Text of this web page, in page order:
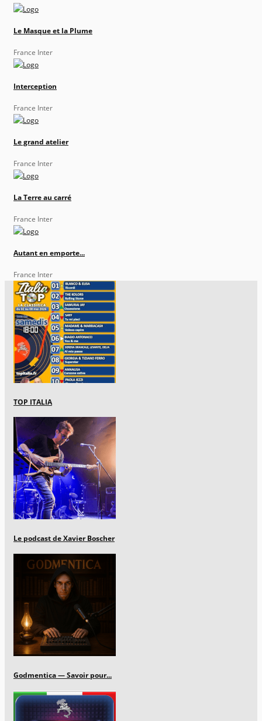
Le Masque et la Plume
France Inter
Interception
France Inter
Le grand atelier
France Inter
La Terre au carré
France Inter
Autant en emporte...
France Inter
TOP ITALIA
Le podcast de Xavier Boscher
Godmentica — Savoir pour...